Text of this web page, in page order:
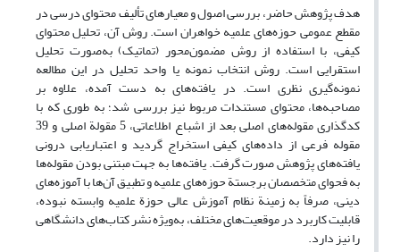
هدف پژوهش حاضر، بررسی اصول و معیارهای تألیف محتوای درسی در
مقطع عمومی حوزه‌های علمیه خواهران است. روش آن، تحلیل محتوای
کیفی، با استفاده از روش مضمون‌محور (تماتیک) به‌صورت تحلیل
استقرایی است. روش انتخاب نمونه یا واحد تحلیل در این مطالعه
نمونه‌گیری نظری است. در یافته‌های به دست آمده، علاوه بر
مصاحبه‌ها‌، محتوای مستندات مربوط نیز بررسی شد؛ به طوری که با
کدگذاری مقوله‌های اصلی بعد از اشباع اطلاعاتی، 5 مقولة اصلی و 39
مقوله فرعی از داده‌های کیفی استخراج گردید و اعتباریابی درونی
یافته‌های پژوهش صورت گرفت. یافته‌ها به جهت مبتنی بودن مقوله‌ها
به فحوای متخصصان برجستة حوزه‌های علمیه و تطبیق آن‌ها با آموزه‌های
دینی، صرفاً به زمینة نظام آموزش عالی حوزة علمیه وابسته نبوده،
قابلیت کاربرد در موقعیت‌های مختلف، به‌ویژه نشر کتاب‌های دانشگاهی
را نیز دارد.